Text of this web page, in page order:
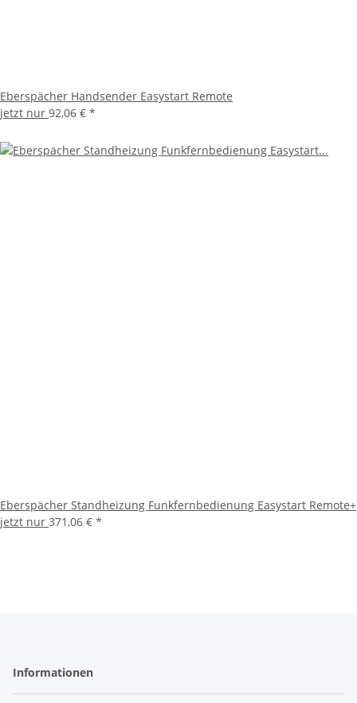
Eberspächer Handsender Easystart Remote
jetzt nur 92,06 € *
Eberspächer Standheizung Funkfernbedienung Easystart Remote+
jetzt nur 371,06 € *
Informationen